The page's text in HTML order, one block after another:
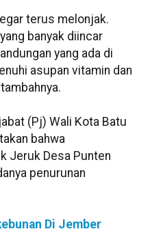
terus melonjak.
banyak diincar
yang ada di
asupan vitamin dan
(Pj) Wali Kota Batu
bahwa
Jeruk Desa Punten
penurunan
Di Jember